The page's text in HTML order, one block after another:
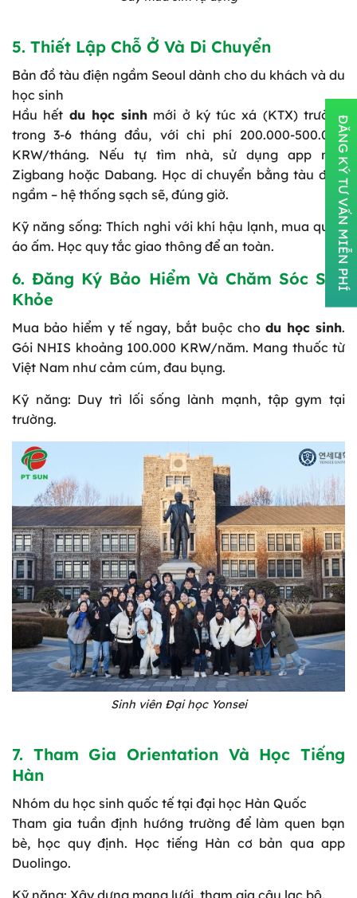
5. Thiết Lập Chỗ Ở Và Di Chuyển
Bản đồ tàu điện ngầm Seoul dành cho du khách và du
học sinh
Hầu hết du học sinh mới ở ký túc xá (KTX) trường
trong 3-6 tháng đầu, với chi phí 200.000-500.000
KRW/tháng. Nếu tự tìm nhà, sử dụng app như
Zigbang hoặc Dabang. Học di chuyển bằng tàu điện
ngầm – hệ thống sạch sẽ, đúng giờ.
Kỹ năng sống: Thích nghi với khí hậu lạnh, mua quần
áo ấm. Học quy tắc giao thông để an toàn.
6. Đăng Ký Bảo Hiểm Và Chăm Sóc Sức
Khỏe
Mua bảo hiểm y tế ngay, bắt buộc cho du học sinh.
Gói NHIS khoảng 100.000 KRW/năm. Mang thuốc từ
Việt Nam như cảm cúm, đau bụng.
Kỹ năng: Duy trì lối sống lành mạnh, tập gym tại
trường.
Sinh viên Đại học Yonsei
7. Tham Gia Orientation Và Học Tiếng
Hàn
Nhóm du học sinh quốc tế tại đại học Hàn Quốc
Tham gia tuần định hướng trường để làm quen bạn
bè, học quy định. Học tiếng Hàn cơ bản qua app
Duolingo.
Kỹ năng: Xây dựng mạng lưới, tham gia câu lạc bộ.
ĐĂNG KÝ TƯ VẤN MIỄN PHÍ